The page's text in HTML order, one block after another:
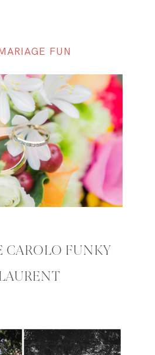
FUN
CAROLO FUNKY